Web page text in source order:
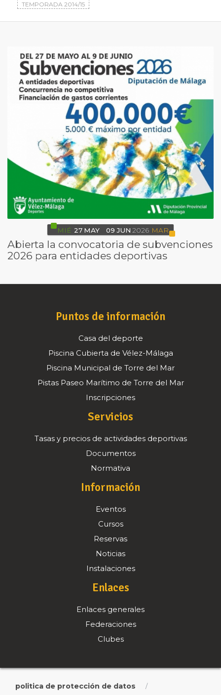
TEMPORADA 2014/15
MIÉ 27 MAY 09 JUN 2026 MAR
Abierta la convocatoria de subvenciones
2026 para entidades deportivas
Puntos de información
Casa del deporte
Piscina Cubierta de Vélez-Málaga
Piscina Municipal de Torre del Mar
Pistas Paseo Marítimo de Torre del Mar
Inscripciones
Servicios
Tasas y precios de actividades deportivas
Documentos
Normativa
Información
Eventos
Cursos
Reservas
Noticias
Instalaciones
Enlaces
Enlaces generales
Federaciones
Clubes
politica de protección de datos /